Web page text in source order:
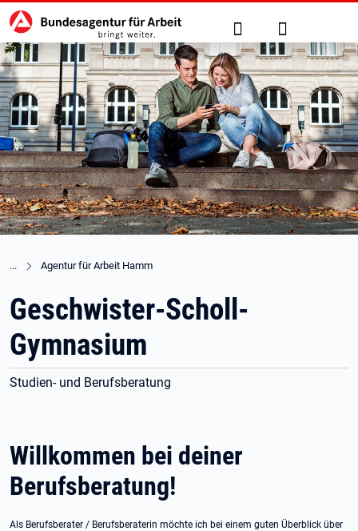
zu den Hauptinhalten springen
Hauptnavigation Suche Anmelden
Agentur für Arbeit Hamm
Geschwister-Scholl-
Gymnasium
Studien- und Berufsberatung
Willkommen bei deiner
Berufsberatung!
Als Berufsberater / Berufsberaterin möchte ich bei einem guten Überblick über